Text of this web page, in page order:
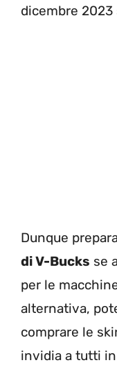
dicembre 2023
Dunque
di V-Bucks se
per le
alternativa,
comprare le
invidia a tutti